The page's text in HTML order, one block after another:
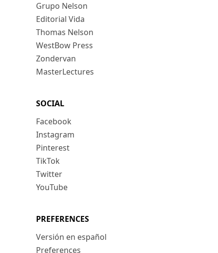
Grupo Nelson
Editorial Vida
Thomas Nelson
WestBow Press
Zondervan
MasterLectures
SOCIAL
Facebook
Instagram
Pinterest
TikTok
Twitter
YouTube
PREFERENCES
Versión en español
Preferences